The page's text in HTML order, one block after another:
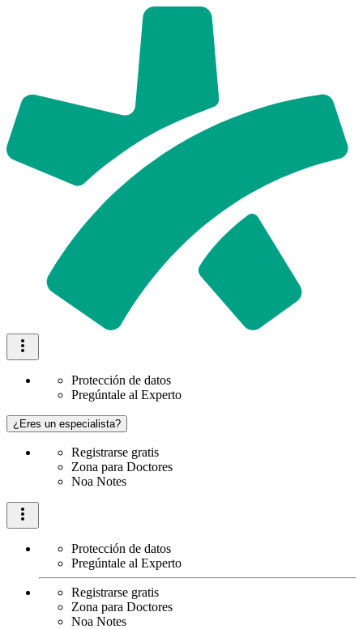
Protección de datos
Pregúntale al Experto
¿Eres un especialista?
Registrarse gratis
Zona para Doctores
Noa Notes
Protección de datos
Pregúntale al Experto
Registrarse gratis
Zona para Doctores
Noa Notes